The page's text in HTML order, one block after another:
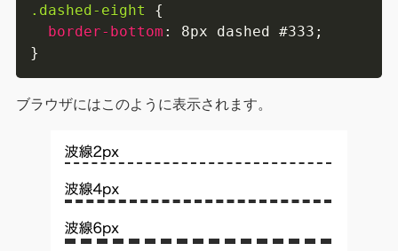
.dashed-eight
{
border-bottom : 8px dashed #333 ;
}
ブラウザにはこのように表示されます。